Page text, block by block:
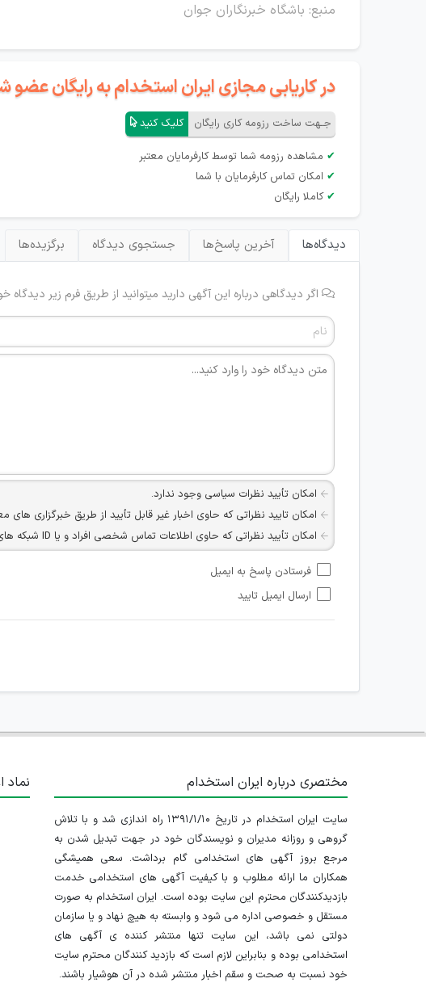
منبع: باشگاه خبرنگاران جوان
در کاریابی مجازی ایران استخدام به رایگان
جـهت ساخت رزومه کاری رایگان کلیک کنید
✔ مشاهده رزومه شما توسط کارفرمایان معتبر
✔ امکان تماس کارفرمایان با شما
✔ کاملا رایگان
دیدگاه‌ها آخرین پاسخ‌ها جستجوی دیدگاه برگزیده‌ها
اگر دیدگاهی درباره این آگهی دارید میتوانید از طریق فرم زیر
امکان تأیید نظرات سیاسی وجود ندارد.
امکان تایید نظراتی که حاوی اخبار غیر قابل تأیید از طریق خبرگزاری های
امکان تأیید نظراتی که حاوی اطلاعات تماس شخصی افراد و یا ID شبکه های مجازی ارتباطی می باشند وجود ندارد.
هرگونه تحریک، تحقیر و کنایه به سایر افراد (مسئول و غیر مسئول) غیر
امکان هماهنگی برای هرگونه ملاقات حضوری چه به صورت دسته جمعی و
فرستادن پاسخ به ایمیل
ارسال ایمیل تایید
مختصری درباره ایران استخدام
سایت ایران استخدام در تاریخ ۱۳۹۱/۱/۱۰ راه اندازی شد و با تلاش
گروهی و روزانه مدیران و نویسندگان خود در جهت تبدیل شدن به
مرجع بروز آگهی های استخدامی گام برداشت. سعی همیشگی
همکاران ما ارائه مطلوب و با کیفیت آگهی های استخدامی خدمت
بازدیدکنندگان محترم این سایت بوده است. ایران استخدام به صورت
مستقل و خصوصی اداره می شود و وابسته به هیچ نهاد و یا سازمان
دولتی نمی باشد، این سایت تنها منتشر کننده ی آگهی های
استخدامی بوده و بنابراین لازم است که بازدید کنندگان محترم سایت
خود نسبت به صحت و سقم اخبار منتشر شده در آن هوشیار باشند.
نماد